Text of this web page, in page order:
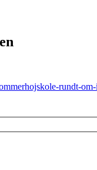
rundt-